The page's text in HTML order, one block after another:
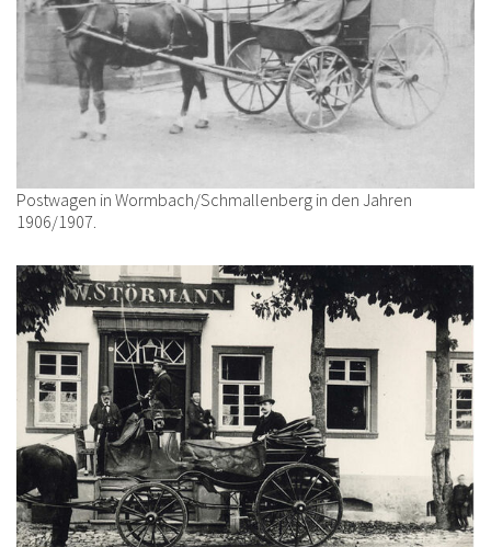
Postwagen in Wormbach/Schmallenberg in den Jahren
1906/1907.